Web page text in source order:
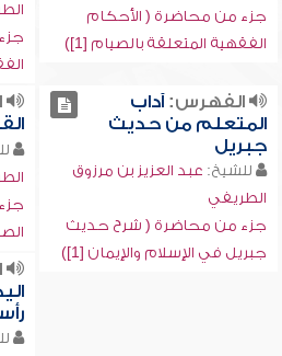
جزء من محاضرة ( الأحكام
الفقهية المتعلقة بالصيام [1])
الفهرس:آداب
المتعلم من حديث
جبريل
للشيخ: عبد العزيز بن مرزوق
الطريفي
جزء من محاضرة ( شرح حديث
جبريل في الإسلام والإيمان [1])